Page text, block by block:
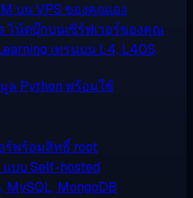
บน VPS ของคุณเอง
โน้ตบุ๊กบนเซิร์ฟเวอร์ของคุณ
เทรนบน L4, L40S,
ล Python พร้อมใช้
ร์พร้อมสิทธิ์ root
แบบ Self-hosted
MySQL, MongoDB